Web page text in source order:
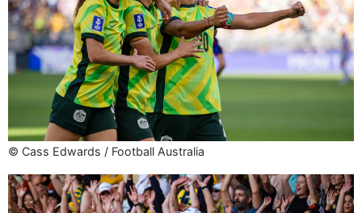
© Cass Edwards / Football Australia